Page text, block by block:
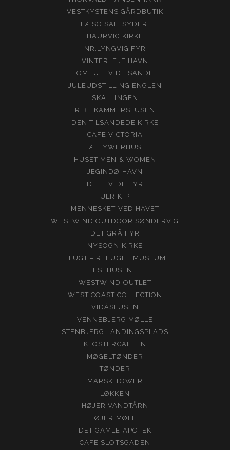
VESTKYSTENS GÅRDBUTIK
LÆSO SALTSYDERI
HAURVIG KIRKE
NR.LYNGVIG FYR
VINTERLEJE HAVN
OMHU: HVIDE SANDE
JULEUDSTILLING ENGLEN
SKALLINGEN
RIBE KAMMERSLUSEN
DEN TILSANDEDE KIRKE
CAFÉ VICTORIA
Æ FYWERHUS
HUSET MEN & WOMEN
JEGINDØ HAVN
DET HVIDE FYR
ULRIK-P
MENNESKET VED HAVET
WESTWIND OUTDOOR SØNDERVIG
DET GRÅ FYR
NYSOGN KIRKE
FLUGT – REFUGEE MUSEUM
ESEHUSENE
WESTWIND OUTLET
WEST COAST COLLECTION
VIDÅSLUSEN
VENNEBJERG MØLLE
STENBJERG LANDINGSPLADS
KLOSTERCAFEEN
MØGELTØNDER
TØNDER
MARSK TOWER
LØKKEN
HØJER VANDTÅRN
HØJER MØLLE
DET GAMLE APOTEK
CAFE SLOTSGADEN